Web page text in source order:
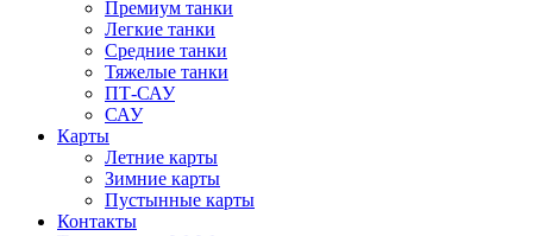
Премиум танки
Легкие танки
Средние танки
Тяжелые танки
ПТ-САУ
САУ
Карты
Летние карты
Зимние карты
Пустынные карты
Контакты